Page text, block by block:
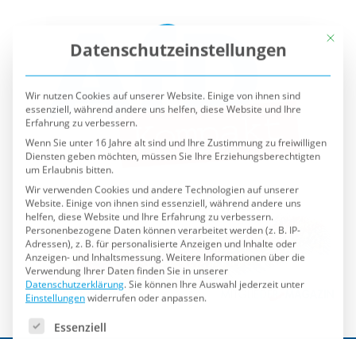
Datenschutzeinstellungen
essenziell, während andere uns helfen, diese Website und Ihre
Erfahrung zu verbessern.
Wenn Sie unter 16 Jahre alt sind und Ihre Zustimmung zu freiwilligen
Diensten geben möchten, müssen Sie Ihre Erziehungsberechtigten
um Erlaubnis bitten.
Wir verwenden Cookies und andere Technologien auf unserer
Website. Einige von ihnen sind essenziell, während andere uns
helfen, diese Website und Ihre Erfahrung zu verbessern.
Personenbezogene Daten können verarbeitet werden (z. B. IP-
Adressen), z. B. für personalisierte Anzeigen und Inhalte oder
Anzeigen- und Inhaltsmessung.Weitere Informationen über die
Verwendung Ihrer Daten finden Sie in unserer
Datenschutzerklärung. Sie können Ihre Auswahl jederzeit unter
Einstellungenwiderrufen oder anpassen.